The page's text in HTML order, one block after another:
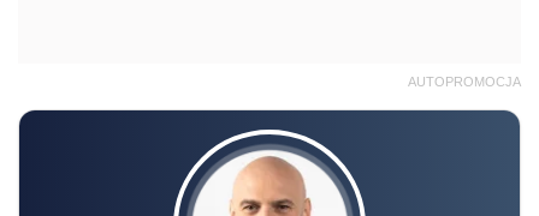
SZKOLENIE ONLINE
Akademia podatków 2026/2027 –